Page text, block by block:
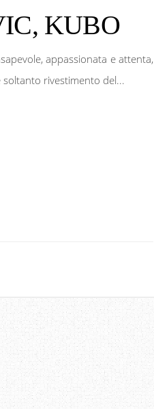
KUBO
appassionata e attenta,
rivestimento del...